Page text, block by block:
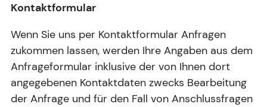
Kontaktformular
Wenn Sie uns per Kontaktformular Anfragen
zukommen lassen, werden Ihre Angaben aus dem
Anfrageformular inklusive der von Ihnen dort
angegebenen Kontaktdaten zwecks Bearbeitung
der Anfrage und für den Fall von Anschlussfragen